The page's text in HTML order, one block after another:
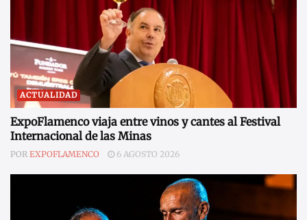
ACTUALIDAD
ExpoFlamenco viaja entre vinos y cantes al Festival
Internacional de las Minas
POR EXPOFLAMENCO 6 AGOSTO 2026